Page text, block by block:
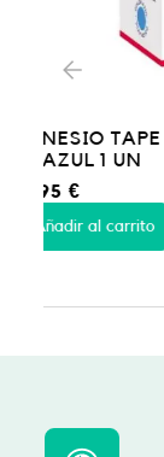
M
Añadir